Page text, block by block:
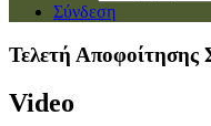
Σύνδεση
Τελετή
Video